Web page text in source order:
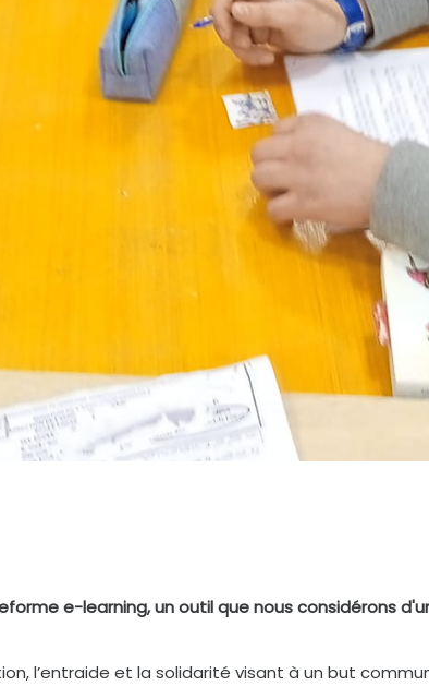
e-learning, unoutil que nous considérons
l’entraide et la solidarité visant à un but